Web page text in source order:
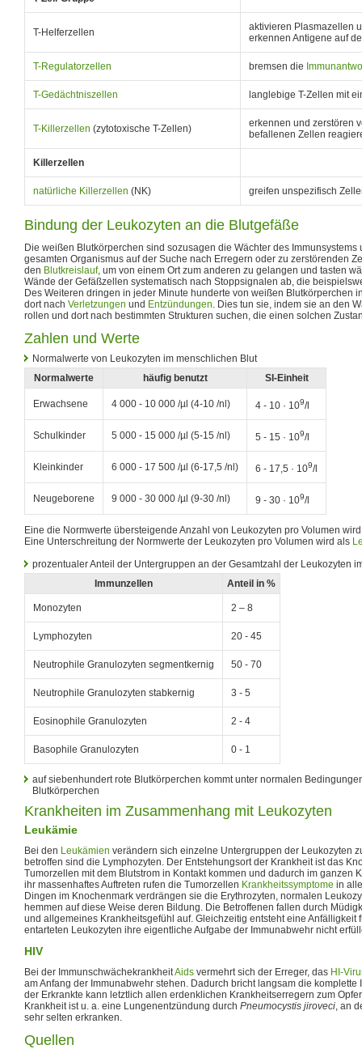
T-Helferzellen
aktivieren Plasmazellen
erkennen Antigene auf
T-Regulatorzellen bremsen die
T-Gedächtniszellen langlebige T-Zellen mit
T-Killerzellen (zytotoxische T-Zellen)
erkennen und zerstören
befallenen Zellen
Killerzellen
natürliche Killerzellen (NK) greifen unspezifisch
Bindung der Leukozyten an die Blutgefäße
Die weißen Blutkörperchen sind sozusagen die Wächter des
gesamten Organismus auf der Suche nach Erregern oder zu zerstörenden
den Blutkreislauf, um von einem Ort zum anderen zu gelangen und tasten
Wände der Gefäßzellen systematisch nach Stoppsignalen ab, die
Des Weiteren dringen in jeder Minute hunderte von weißen Blutkörperchen
dort nach Verletzungen und Entzündungen. Dies tun sie, indem sie an den
rollen und dort nach bestimmten Strukturen suchen, die einen solchen
Zahlen und Werte
Normalwerte von Leukozyten im menschlichen Blut
Normalwerte
häufig benutzt SI-Einheit
Erwachsene 4 000 - 10 000 /µl (4-10 /nl) 4 - 10 · 109/l
Schulkinder 5 000 - 15 000 /µl (5-15 /nl) 5 - 15 · 109/l
Kleinkinder 6 000 - 17 500 /µl (6-17,5 /nl) 6 - 17,5 · 109/l
Neugeborene 9 000 - 30 000 /µl (9-30 /nl) 9 - 30 · 109/l
Eine die Normwerte übersteigende Anzahl von Leukozyten pro Volumen
Eine Unterschreitung der Normwerte der Leukozyten pro Volumen wird als
prozentualer Anteil der Untergruppen an der Gesamtzahl der Leukozyten
Immunzellen
Anteil in %
Monozyten 2 – 8
Lymphozyten 20 - 45
Neutrophile Granulozyten segmentkernig 50 - 70
Neutrophile Granulozyten stabkernig 3 - 5
Eosinophile Granulozyten 2 - 4
Basophile Granulozyten 0 - 1
auf siebenhundert rote Blutkörperchen kommt unter normalen
Blutkörperchen
Krankheiten im Zusammenhang mit Leukozyten
Leukämie
Bei den Leukämien verändern sich einzelne Untergruppen der Leukozyten
betroffen sind die Lymphozyten. Der Entstehungsort der Krankheit ist das
Tumorzellen mit dem Blutstrom in Kontakt kommen und dadurch im ganzen
ihr massenhaftes Auftreten rufen die Tumorzellen Krankheitssymptome in
Dingen im Knochenmark verdrängen sie die Erythrozyten, normalen
hemmen auf diese Weise deren Bildung. Die Betroffenen fallen durch
und allgemeines Krankheitsgefühl auf. Gleichzeitig entsteht eine Anfälligkeit
entarteten Leukozyten ihre eigentliche Aufgabe der Immunabwehr nicht
HIV
Bei der ImmunschwächekrankheitAids vermehrt sich der Erreger, das HI-
am Anfang der Immunabwehr stehen. Dadurch bricht langsam die
der Erkrankte kann letztlich allen erdenklichen Krankheitserregern zum
Krankheit ist u. a. eine Lungenentzündung durch Pneumocystis jiroveci, an
sehr selten erkranken.
Quellen